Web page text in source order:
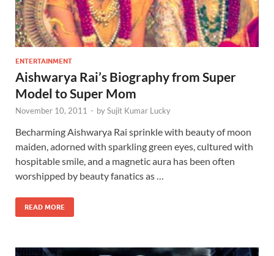
ENTERTAINMENT
Aishwarya Rai’s Biography from Super
Model to Super Mom
November 10, 2011 - bySujit Kumar Lucky
Becharming Aishwarya Rai sprinkle with beauty of moon
maiden, adorned with sparkling green eyes, cultured with
hospitable smile, and a magnetic aura has been often
worshipped by beauty fanatics as …
READ MORE